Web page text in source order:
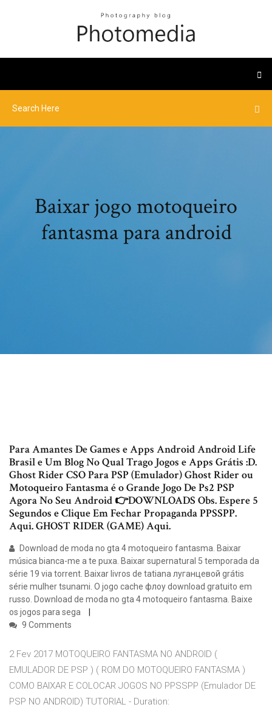
Baixar jogo motoqueiro
fantasma para android
Para Amantes De Games e Apps Android Android Life
Brasil e Um Blog No Qual Trago Jogos e Apps Grátis :D.
Ghost Rider CSO Para PSP (Emulador) Ghost Rider ou
Motoqueiro Fantasma é o Grande Jogo De Ps2 PSP
Agora No Seu Android 👉DOWNLOADS Obs. Espere 5
Segundos e Clique Em Fechar Propaganda PPSSPP.
Aqui. GHOST RIDER (GAME) Aqui.
Download de moda no gta 4 motoqueiro fantasma. Baixar
música bianca-me a te puxa. Baixar supernatural 5 temporada da
série 19 via torrent. Baixar livros de tatiana луганцевой grátis
série mulher tsunami. O jogo cache флоу download gratuito em
russo. Download de moda no gta 4 motoqueiro fantasma. Baixe
os jogos para sega
9 Comments
2 Fev 2017 MOTOQUEIRO FANTASMA NO ANDROID (
EMULADOR DE PSP ) ( ROM DO MOTOQUEIRO FANTASMA )
COMO BAIXAR E COLOCAR JOGOS NO PPSSPP (Emulador DE
PSP NO ANDROID) TUTORIAL - Duration: